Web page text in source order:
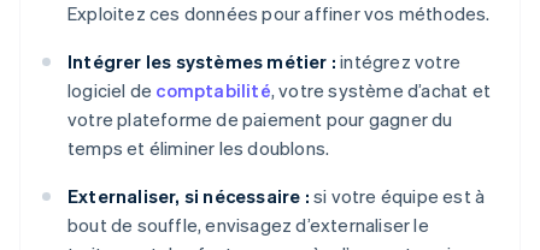
Exploitez ces données pour affiner vos méthodes.
Intégrer les systèmes métier : intégrez votre
logiciel de comptabilité, votre système d’achat et
votre plateforme de paiement pour gagner du
temps et éliminer les doublons.
Externaliser, si nécessaire : si votre équipe est à
bout de souffle, envisagez d’externaliser le